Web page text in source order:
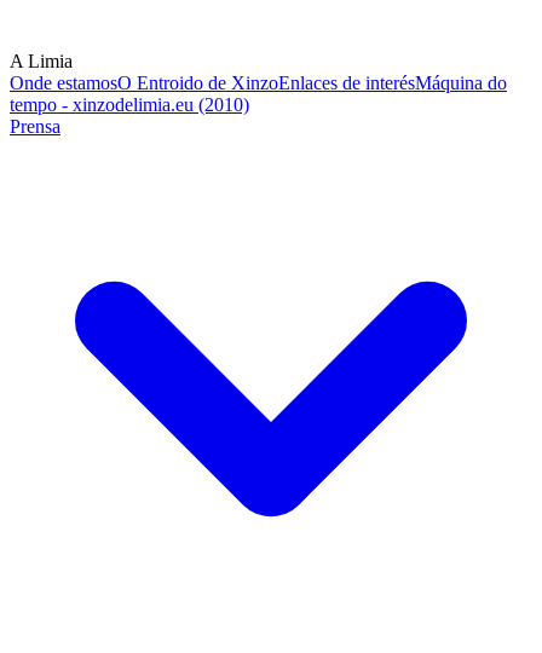
A Limia
Onde estamosO Entroido de XinzoEnlaces de interésMáquina do
tempo - xinzodelimia.eu (2010)
Prensa